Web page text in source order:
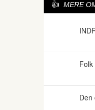
MERE
Den